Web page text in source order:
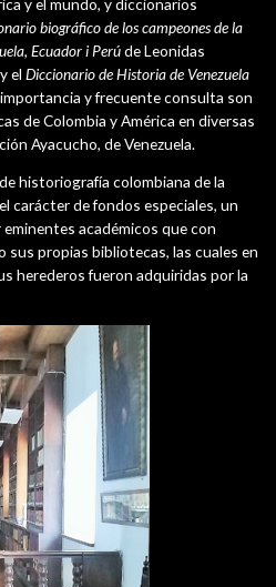
biográfico de los campeones de la
Ecuador i Perúde Leonidas
el Diccionario de Historia de Venezuela
y frecuente consulta son
de Colombia y América en diversas
Ayacucho, de Venezuela.
historiografía colombiana de la
carácter de fondos especiales, un
académicos que con
propias bibliotecas, las cuales en
herederos fueron adquiridas por la